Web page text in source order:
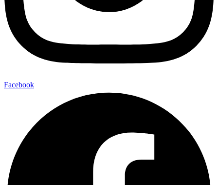
Facebook